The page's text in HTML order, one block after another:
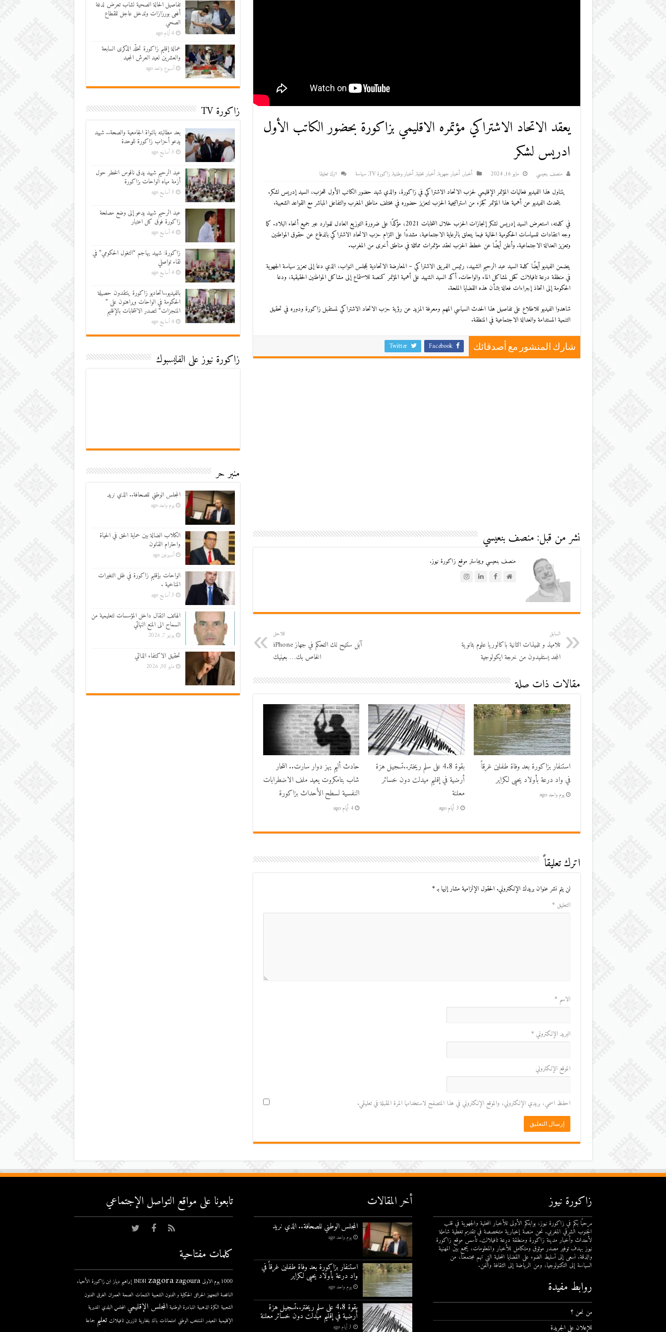
يعقد الاتحاد الاشتراكي مؤتمره الاقليمي بزاكورة بحضور الكاتب الأول
ادريس لشكر
منصف بنعيسي مايو 16, 2024 أخبار, أخبار جهوية, أخبار محلية, أخبار وطنية,زاكورة TV ,سياسة اترك تعليقا
يتناول هذا الفيديو فعاليات المؤتمر الإقليمي لحزب الاتحاد الاشتراكي في زاكورة، والذي شهد حضور الكاتب الأول للحزب، السيد إدريس لشكر.
يتحدث الفيديو عن أهمية هذا المؤتمر كجزء من استراتيجية الحزب لتعزيز حضوره في مختلف مناطق المغرب والتفاعل المباشر مع القواعد الشعبية.
في كلمته، استعرض السيد إدريس لشكر إنجازات الحزب خلال انتخابات 2021، مؤكدًا على ضرورة التوزيع العادل للموارد عبر جميع أنحاء البلاد. كما
وجه انتقادات للسياسات الحكومية الحالية فيما يتعلق بالرعاية الاجتماعية، مشددًا على التزام حزب الاتحاد الاشتراكي بالدفاع عن حقوق المواطنين
وتعزيز العدالة الاجتماعية. وأعلن أيضًا عن خطط الحزب لعقد مؤتمرات مماثلة في مناطق أخرى من المغرب.
يتضمن الفيديو أيضًا كلمة السيد عبد الرحيم الشهيد، رئيس الفريق الاشتراكي – المعارضة الاتحادية بمجلس النواب، الذي دعا إلى تعزيز سياسة الجهوية
في منطقة درعة تافيلالت كحل لمشاكل الماء والواحات. أكد السيد الشهيد على أهمية المؤتمر كمنصة للاستماع إلى مشاكل المواطنين الحقيقية، ودعا
الحكومة إلى اتخاذ إجراءات فعالة بشأن هذه القضايا الملحة.
شاهدوا الفيديو للاطلاع على تفاصيل هذا الحدث السياسي المهم ومعرفة المزيد عن رؤية حزب الاتحاد الاشتراكي لمستقبل زاكورة ودوره في تحقيق
التنمية المستدامة والعدالة الاجتماعية في المنطقة.
شارك المنشور مع أصدقائك Facebook
Twitter
نشر من قبل: منصف بنعيسي
منصف بنعيسي ويبماستر موقع زاكورة نيوز.
السابق
تلاميذ و تلميذات الثانية باكالوريا علوم بثانوية
المجد يستفيدون من خرجة ايكولوجية
اللاحق
آبل ستتيح لك التحكم في جهاز iPhone
الخاص بك… بعينيك
مقالات ذات صلة
استنفار بزاكورة بعد وفاة طفلين غرقاً
في واد درعة بأولاد يحيى لكراير
يوم واحد ago
بقوة 4.8 على سلم ريختر..تسجيل هزة
أرضية في إقليم ميدلت دون خسائر
معلنة
3 أيام ago
حادث أليم يهز دوار سارت.. انتحار
شاب بتامكروت يعيد ملف الاضطرابات
النفسية لسطح الأحداث بزاكورة
4 أيام ago
اترك تعليقاً
لن يتم نشر عنوان بريدك الإلكتروني. الحقول الإلزامية مشار إليها بـ*
التعليق *
الاسم *
البريد الإلكتروني *
الموقع الإلكتروني
احفظ اسمي، بريدي الإلكتروني، والموقع الإلكتروني في هذا المتصفح لاستخدامها المرة المقبلة في تعليقي.
تفاصيل الحالة الصحية لشاب تعرض لدغة
أفعى بورزازات وتدخل عاجل للقطاع
الصحي
4 أيام ago
عمالة إقليم زاكورة تخلّد الذكرى السابعة
والعشرين لعيد العرش المجيد
أسبوع واحد ago
زاكورة TV
بعد مطالبته بالنواة الجامعية والصحة.. شهيد
يدعو أحزاب زاكورة للوحدة
3 أسابيع ago
عبد الرحيم شهيد يدق ناقوس الخطر حول
أزمة مياه الواحات بزاكورة
3 أسابيع ago
عبد الرحيم شهيد يدعو إلى وضع مصلحة
زاكورة فوق كل اعتبار
4 أسابيع ago
زاكورة: شهيد يهاجم “التغول الحكومي” في
لقاء تواصلي
4 أسابيع ago
بالفيديو..اتحاديو زاكورة ينتقدون حصيلة
الحكومة في الواحات ويراهنون على ”
المنجزات” لتصدر الانتخابات بالإقليم
4 أسابيع ago
زاكورة نيوز على الفايسبوك
منبر حر
المجلس الوطني للصحافة.. الذي نريد
يوم واحد ago
الكلاب الضالة بين حماية الحق في الحياة
واحترام القانون
أسبوعين ago
الواحات بإقليم زاكورة في ظل التغيرات
المناخية .
3 أسابيع ago
الهاتف النقال داخل المؤسسات لتعليمية من
السماح الى المنع النهائي
يونيو 7, 2026
تحقيق الاكتفاء الذاتي
مايو 30, 2026
زاكورة نيوز
مرحبًا بكم في زاكورة نيوز، بوابتكم الأولى للأخبار المحلية والجهوية في قلب
الجنوب الشرقي المغربي. نحن منصة إخبارية متخصصة في تقديم تغطية شاملة
لأحداث وأخبار مدينة زاكورة ومنطقة درعة تافيلالت. تأسس موقع زاكورة
نيوز بهدف توفير مصدر موثوق ومتكامل للأخبار والمعلومات، يجمع بين المهنية
والدقة. نسعى إلى تسليط الضوء على القضايا المحلية التي تهم مجتمعنا، من
السياسة إلى التكنولوجيا، ومن الرياضة إلى الثقافة والفن.
روابط مفيدة
من نحن ؟
للإعلان على الجريدة
أخر المقالات
المجلس الوطني للصحافة.. الذي نريد
يوم واحد ago
استنفار بزاكورة بعد وفاة طفلين غرقاً في
واد درعة بأولاد يحيى لكراير
يوم واحد ago
بقوة 4.8 على سلم ريختر..تسجيل هزة
أرضية في إقليم ميدلت دون خسائر معلنة
3 أيام ago
تابعونا على مواقع التواصل اﻹجتماعي
كلمات مفتاحية
1000 يوم الاولى INDH zagorazagoura إبراهيم دياز ابن زاكورة الأحياء
الناقصة التجهيز الحرائق الحكاية و الفنون الشعبية الشحات الصحة العمران الغرق الفنون
الشعبية الكرة الذهبية المبادرة الوطنية المجلس الإقليمي المجلس البلدي المديرية
الإقليمية المعيدر المنتخب الوطني امتحانات باك بلغارية تازرين تافيلالت تعليم جماعة